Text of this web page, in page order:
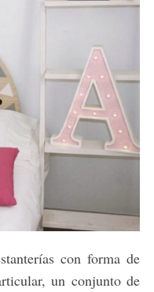
con forma de
un conjunto de